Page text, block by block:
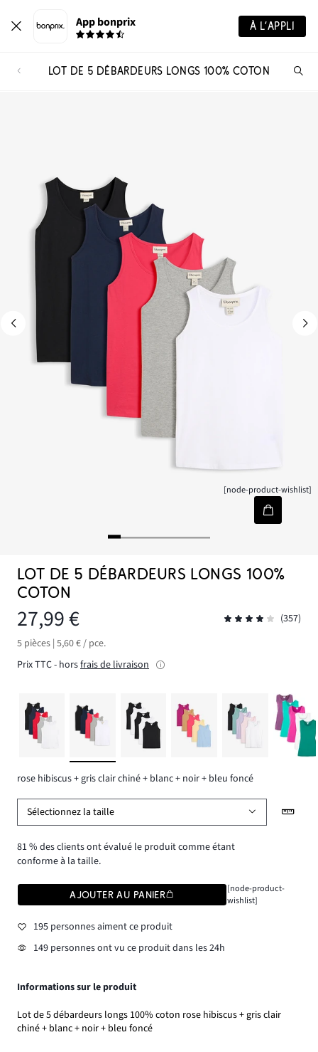
App bonprix À L’APPLI
LOT DE 5 DÉBARDEURS LONGS 100% COTON
[node-product-wishlist]
LOT DE 5 DÉBARDEURS LONGS 100%
COTON
27,99 €
(357)
5 pièces | 5,60 € / pce.
Prix TTC - horsfrais de livraison
rose hibiscus + gris clair chiné + blanc + noir + bleu foncé
Sélectionnez la taille
81 % des clients ont évalué le produit comme étant
conforme à la taille.
AJOUTER AU PANIER
[node-product-
wishlist]
195 personnes aiment ce produit
149 personnes ont vu ce produit dans les 24h
Informations sur le produit
Lot de 5 débardeurs longs 100% coton rose hibiscus + gris clair
chiné + blanc + noir + bleu foncé